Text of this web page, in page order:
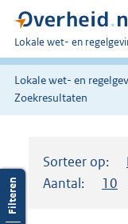
U
bent
hier:
Lokale wet- en
Lokale wet- en
Zoekresultaten
Sorteer op:
Aantal:
10